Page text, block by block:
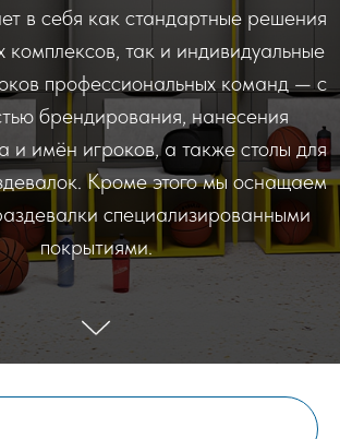
в себя как стандартные решения
комплексов, так и индивидуальные
профессиональных команд — с
брендирования, нанесения
и имён игроков, а также столы для
Кроме этого мы оснащаем
специализированными
покрытиями.